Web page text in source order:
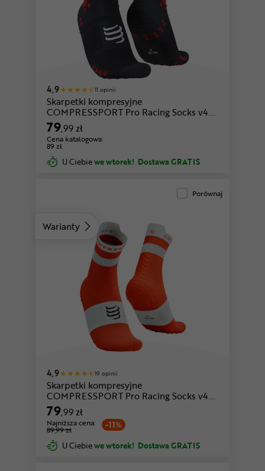
czarny-czerwony
4,9 11 opinii
Skarpetki kompresyjne
COMPRESSPORT Pro Racing Socks v4.0
Trail
79,99 zł
Cena katalogowa:
89 zł
U Ciebiewe wtorek! Dostawa GRATIS
Warianty
biały-czerwony
Porównaj
4,9 19 opinii
Skarpetki kompresyjne
COMPRESSPORT Pro Racing Socks v4.0
Run High
79,99 zł
-11%
Najniższa cena:
89,99 zł
U Ciebiewe wtorek! Dostawa GRATIS